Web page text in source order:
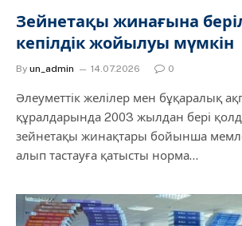
Зейнетақы жинағына
кепілдік жойылуы мүмкін
By un_admin 14.07.2026 0
Әлеуметтік желілер мен бұқаралық
құралдарында 2003 жылдан бері
зейнетақы жинақтары бойынша
алып тастауға қатысты норма…